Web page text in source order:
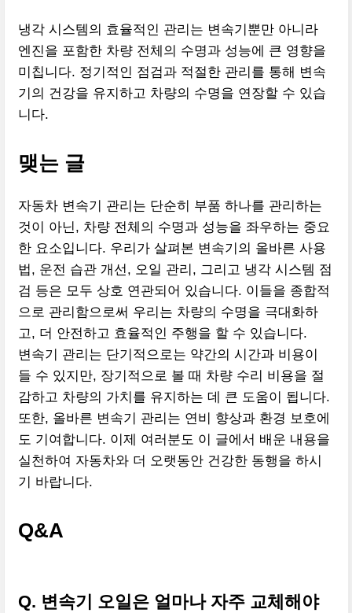
냉각 시스템의 효율적인 관리는 변속기뿐만 아니라
엔진을 포함한 차량 전체의 수명과 성능에 큰 영향을
미칩니다. 정기적인 점검과 적절한 관리를 통해 변속
기의 건강을 유지하고 차량의 수명을 연장할 수 있습
니다.
맺는 글
자동차 변속기 관리는 단순히 부품 하나를 관리하는
것이 아닌, 차량 전체의 수명과 성능을 좌우하는 중요
한 요소입니다. 우리가 살펴본 변속기의 올바른 사용
법, 운전 습관 개선, 오일 관리, 그리고 냉각 시스템 점
검 등은 모두 상호 연관되어 있습니다. 이들을 종합적
으로 관리함으로써 우리는 차량의 수명을 극대화하
고, 더 안전하고 효율적인 주행을 할 수 있습니다.
변속기 관리는 단기적으로는 약간의 시간과 비용이
들 수 있지만, 장기적으로 볼 때 차량 수리 비용을 절
감하고 차량의 가치를 유지하는 데 큰 도움이 됩니다.
또한, 올바른 변속기 관리는 연비 향상과 환경 보호에
도 기여합니다. 이제 여러분도 이 글에서 배운 내용을
실천하여 자동차와 더 오랫동안 건강한 동행을 하시
기 바랍니다.
Q&A
Q. 변속기 오일은 얼마나 자주 교체해야